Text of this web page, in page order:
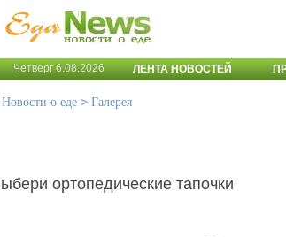
Четверг 6.08.2026 ЛЕНТА НОВОСТЕЙ
Новости о еде > Галерея
ортопедические тапочки